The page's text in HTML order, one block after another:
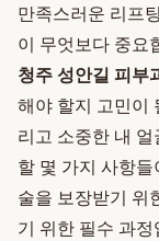
만족스러운 리프
이 무엇보다 중요
청주 성안길 피부
해야 할지 고민이
리고 소중한 내
할 몇 가지 사항
술을 보장받기 위
기 위한 필수 과정